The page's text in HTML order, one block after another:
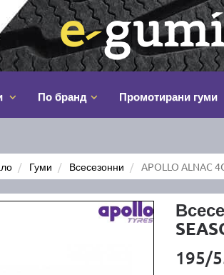
По бранд Промотирани гуми
Гуми Всесезонни APOLLO ALNAC
195/